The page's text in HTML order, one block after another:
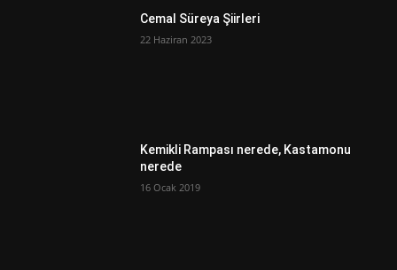
Cemal Süreya Şiirleri
22 Haziran 2023
Kemikli Rampası nerede, Kastamonu
nerede
16 Ocak 2019